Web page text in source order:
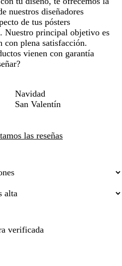
nuestros diseñadores
de tus pósters
Nuestro principal objetivo es
con plena satisfacción.
vienen con garantía
Navidad
San Valentín
las reseñas
verificada